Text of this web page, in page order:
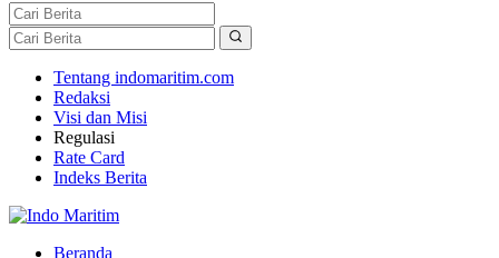
Tentang indomaritim.com
Redaksi
Visi dan Misi
Regulasi
Rate Card
Indeks Berita
Beranda